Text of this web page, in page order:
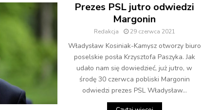
Prezes PSL jutro odwiedzi
Margonin
Redakcja 29 czerwca 2021
Władysław Kosiniak-Kamysz otworzy biuro
poselskie posła Krzysztofa Paszyka. Jak
udało nam się dowiedzieć, już jutro, w
środę 30 czerwca pobliski Margonin
odwiedzi prezes PSL Władysław...